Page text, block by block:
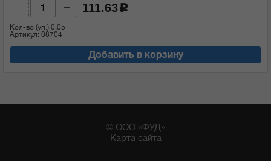
Кол-во (уп.) 0.05
Артикул: 08704
111.63 c
Добавить в корзину
© ООО «ФУД»
Карта сайта